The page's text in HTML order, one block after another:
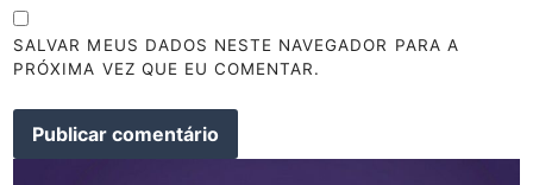
SALVAR MEUS DADOS NESTE NAVEGADOR PARA A
PRÓXIMA VEZ QUE EU COMENTAR.